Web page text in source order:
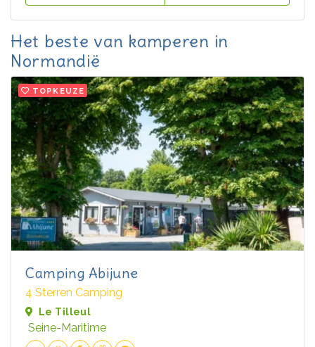
Het beste van kamperen in
Normandië
TOPKEUZE
Camping Abijune
4 Sterren Camping
Le Tilleul
Seine-Maritime